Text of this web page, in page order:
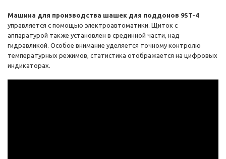
Машина для производства шашек для поддонов 9ST-4
управляется с помощью электроавтоматики. Щиток с
аппаратурой также установлен в срединной части, над
гидравликой. Особое внимание уделяется точному контролю
температурных режимов, статистика отображается на цифровых
индикаторах.